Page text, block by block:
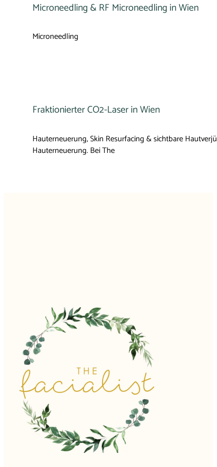
Microneedling & RF Microneedling in Wien
Microneedling
Fraktionierter CO2-Laser in Wien
Hauterneuerung, Skin Resurfacing & sichtbare
Hauterneuerung. Bei The